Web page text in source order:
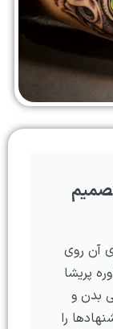
آن روی
پریشا
بدن و
را